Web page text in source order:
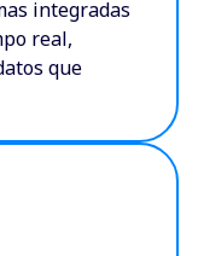
integradas
real,
que